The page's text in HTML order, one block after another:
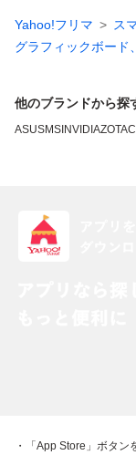
Yahoo!フリマ ス
グラフィックボード
他のブランドから探
ASUSMSI NVIDIAZOTAC
・「App Store」ボタン